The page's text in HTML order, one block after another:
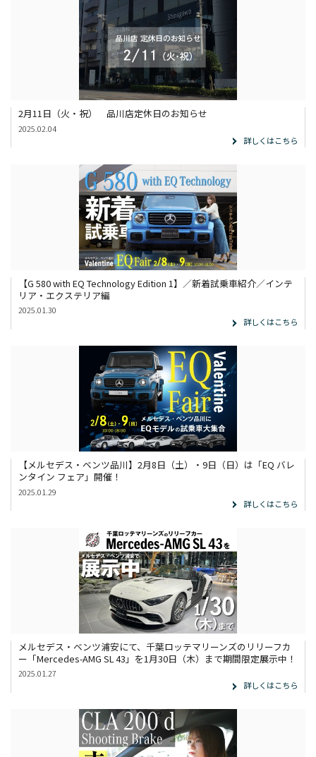
2月11日（火・祝） 品川店定休日のお知らせ
2025.02.04
詳しくはこちら
【G 580 with EQ Technology Edition 1】／新着試乗車紹介／インテ
リア・エクステリア編
2025.01.30
詳しくはこちら
【メルセデス・ベンツ品川】2月8日（土）・9日（日）は「EQ バレ
ンタイン フェア」開催！
2025.01.29
詳しくはこちら
メルセデス・ベンツ浦安にて、千葉ロッテマリーンズのリリーフカ
ー「Mercedes-AMG SL 43」を1月30日（木）まで期間限定展示中！
2025.01.27
詳しくはこちら